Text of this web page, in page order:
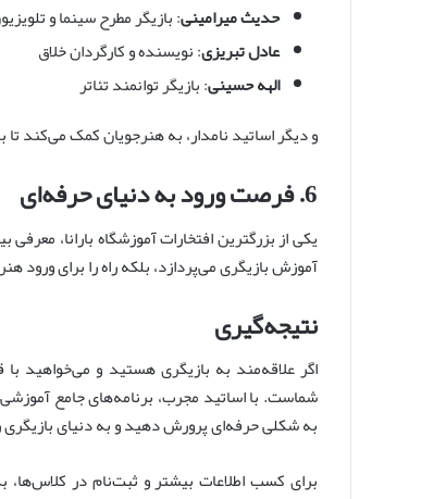
حدیث میرامینی: بازیگر مطرح سینما و
عادل تبریزی: نویسنده و کارگردان خلاق
الهه حسینی: بازیگر توانمند تئاتر
و دیگر اساتید نامدار، به هنرجویان کمک می‌کند
6. فرصت ورود به دنیای حرفه‌ای
آموزش بازیگری می‌پردازد، بلکه راه را برای
نتیجه‌گیری
اگر علاقه‌مند به بازیگری هستید و می‌خواهید
شماست. با اساتید مجرب، برنامه‌های جامع
به شکلی حرفه‌ای پرورش دهید و به دنیای بازیگری
برای کسب اطلاعات بیشتر و ثبت‌نام در